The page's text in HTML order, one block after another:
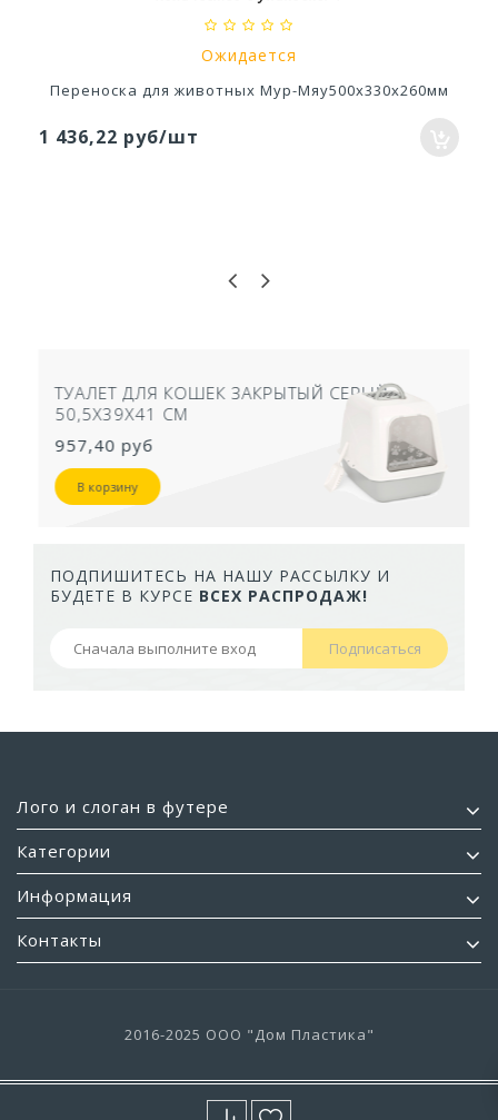
Ожидается
Переноска для животных Мур-Мяу500х330х260мм
1 436,22 руб/шт
ТУАЛЕТ ДЛЯ КОШЕК ЗАКРЫТЫЙ СЕРЫЙ
50,5Х39Х41 СМ
957,40 руб
В корзину
ПОДПИШИТЕСЬ НА НАШУ РАССЫЛКУ И
БУДЕТЕ В КУРСЕ ВСЕХ РАСПРОДАЖ!
Подписаться
Лого и слоган в футере
Категории
Информация
Контакты
2016-2025 ООО "Дом Пластика"